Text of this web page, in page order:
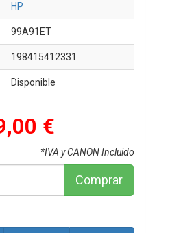
HP
99A91ET
198415412331
Disponible
€
*IVA y CANON Incluido
Comprar